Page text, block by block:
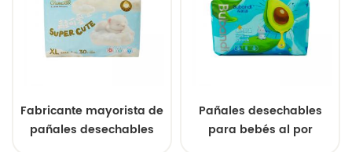
Fabricante mayorista de
pañales desechables
Pañales desechables
para bebés al por